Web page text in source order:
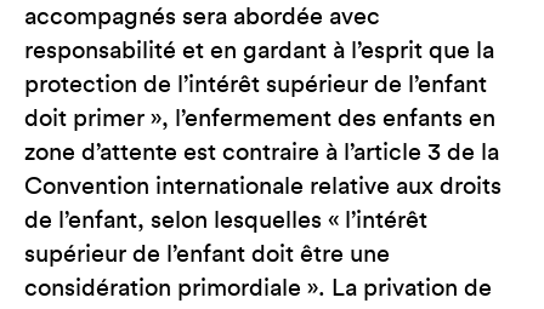
accompagnés sera abordée avec
responsabilité et en gardant à l’esprit que la
protection de l’intérêt supérieur de l’enfant
doit primer », l’enfermement des enfants en
zone d’attente est contraire à l’article 3 de la
Convention internationale relative aux droits
de l’enfant, selon lesquelles « l’intérêt
supérieur de l’enfant doit être une
considération primordiale ». La privation de